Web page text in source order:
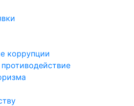
коррупции